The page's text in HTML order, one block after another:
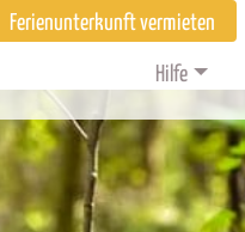
Ferienunterkunft vermieten
Hilfe